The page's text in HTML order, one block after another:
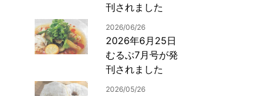
コピー・ライティング
電子ブック制作
自社メディア
刊されました
2026/06/26
2026年6月25日
むるぶ7月号が発
刊されました
2026/05/26